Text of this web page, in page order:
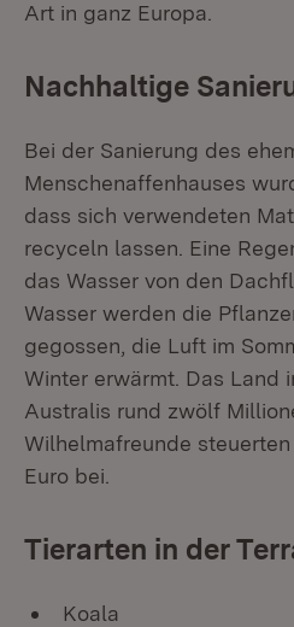
Art in ganz Europa.
Nachhaltige
Bei der Sanierung des
Menschenaffenhauses
dass sich verwendeten
recyceln lassen. Eine
das Wasser von den
Wasser werden die
gegossen, die Luft im
Winter erwärmt. Das Land
Australis rund zwölf
Wilhelmafreunde
Euro bei.
Tierarten in der
Koala